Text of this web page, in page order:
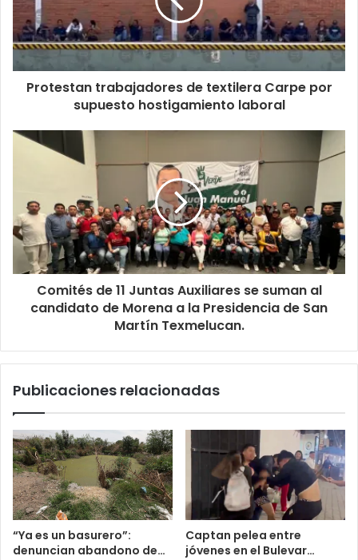
Protestan trabajadores de textilera Carpe por
supuesto hostigamiento laboral
Comités de 11 Juntas Auxiliares se suman al
candidato de Morena a la Presidencia de San
Martín Texmelucan.
Publicaciones relacionadas
“Ya es un basurero”:
denuncian abandono de…
Captan pelea entre
jóvenes en el Bulevar…